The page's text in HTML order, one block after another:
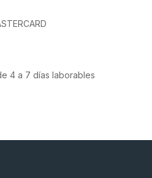
4 a 7 días laborables